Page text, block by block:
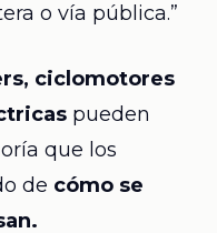
o vía pública.”
ciclomotores
pueden
que los
de cómo se